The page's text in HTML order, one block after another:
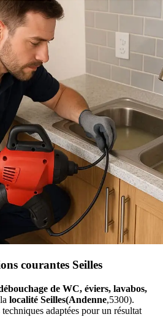
courantes Seilles
de WC, éviers, lavabos,
localité Seilles(Andenne,5300).
adaptées pour un résultat